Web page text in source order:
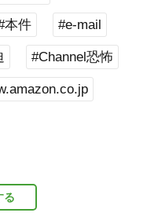
本件 #e-mail
#Channel恐怖
る